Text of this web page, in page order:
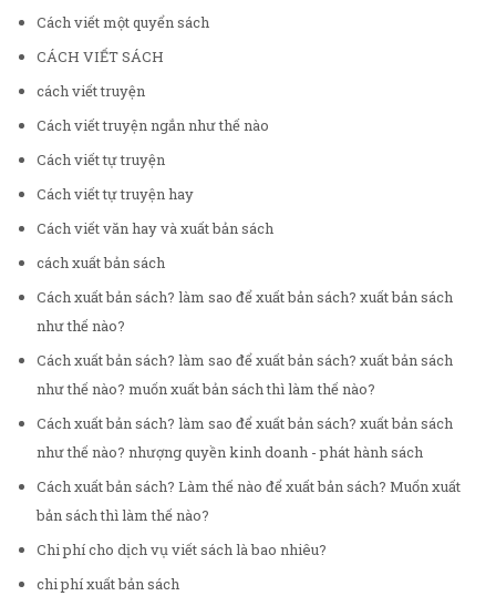
Cách viết một quyển sách
CÁCH VIẾT SÁCH
cách viết truyện
Cách viết truyện ngắn như thế nào
Cách viết tự truyện
Cách viết tự truyện hay
Cách viết văn hay và xuất bản sách
cách xuất bản sách
Cách xuất bản sách? làm sao để xuất bản sách? xuất bản sách
như thế nào?
Cách xuất bản sách? làm sao để xuất bản sách? xuất bản sách
như thế nào? muốn xuất bản sách thì làm thế nào?
Cách xuất bản sách? làm sao để xuất bản sách? xuất bản sách
như thế nào? nhượng quyền kinh doanh - phát hành sách
Cách xuất bản sách? Làm thế nào để xuất bản sách? Muốn xuất
bản sách thì làm thế nào?
Chi phí cho dịch vụ viết sách là bao nhiêu?
chi phí xuất bản sách